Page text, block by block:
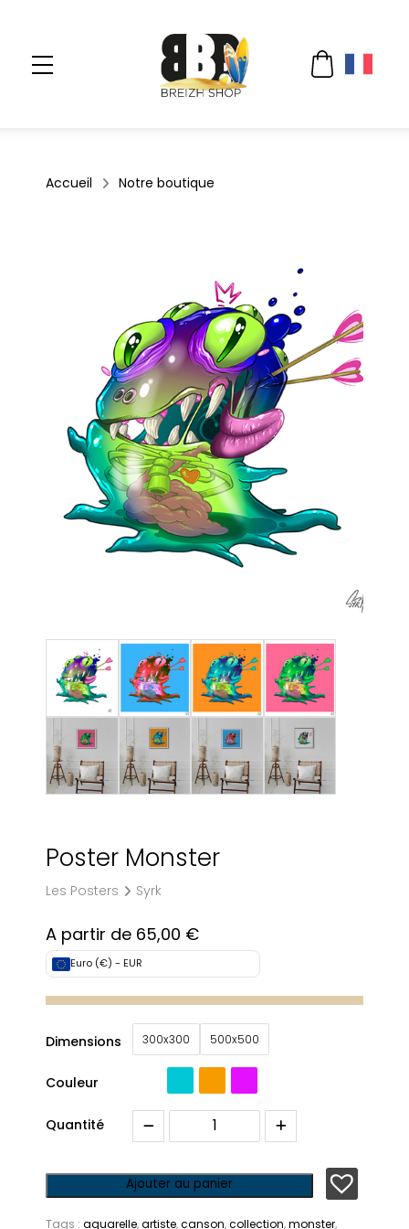
Accueil Notre boutique
Poster Monster
Les Posters Syrk
A partir de 65,00 €
Euro (€) - EUR
Dimensions 300x300 500x500
Couleur
Quantité
Ajouter au panier
Tags : aquarelle,artiste,canson,collection,monster,